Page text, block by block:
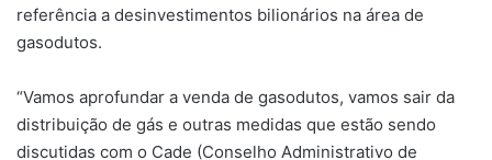
referência a desinvestimentos bilionários na área de
gasodutos.
“Vamos aprofundar a venda de gasodutos, vamos sair da
distribuição de gás e outras medidas que estão sendo
discutidas com o Cade (Conselho Administrativo de